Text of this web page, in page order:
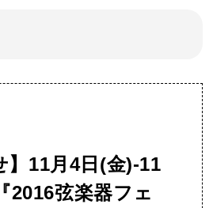
】11月4日(金)-11
2016弦楽器フェ